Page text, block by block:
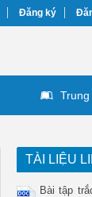
Đăng ký
TÀI LIỆU
Bài tập